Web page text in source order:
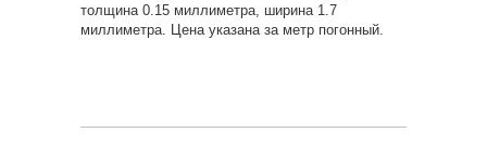
толщина 0.15 миллиметра, ширина 1.7
миллиметра. Цена указана за метр погонный.